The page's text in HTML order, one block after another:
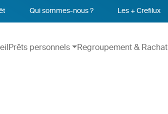
Qui sommes-nous ? Les + Crefilux
Prêts personnels Regroupement & Rachat